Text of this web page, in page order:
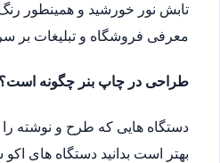
تابش نور خورشید و همینطور رنگ
معرفی فروشگاه و تبلیغات
طراحی در چاپ بنر چگونه است؟
دستگاه هایی که طرح و نوشته
بهتر است بدانید دستگاه های